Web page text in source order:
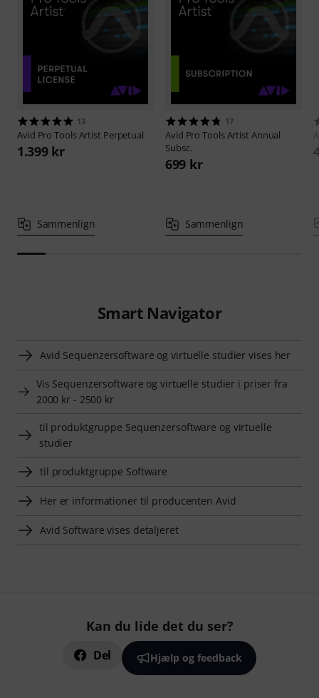
13
Avid Pro Tools Artist Perpetual
1.399 kr
Sammenlign
17
Avid Pro Tools Artist Annual
Subsc.
699 kr
Sammenlign
Smart Navigator
Avid Sequenzersoftware og virtuelle studier vises her
Vis Sequenzersoftware og virtuelle studier i priser fra
2000 kr - 2500 kr
til produktgruppe Sequenzersoftware og virtuelle
studier
til produktgruppe Software
Her er informationer til producenten Avid
Avid Software vises detaljeret
Kan du lide det du ser?
Del Hjælp og feedback